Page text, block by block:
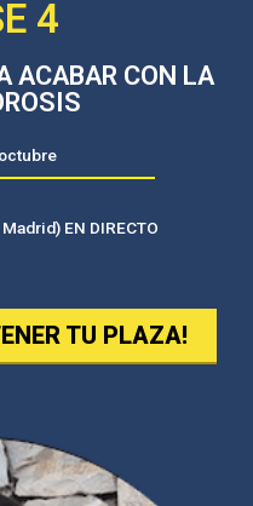
4
ACABAR CON LA
EN DIRECTO
TU PLAZA!